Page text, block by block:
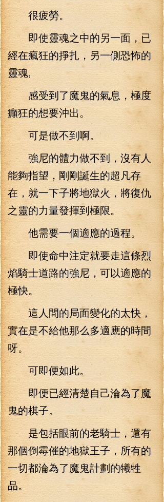
很疲勞。
即使靈魂之中的另一面，已
經在瘋狂的掙扎，另一側恐怖的
靈魂,
感受到了魔鬼的氣息，極度
癲狂的想要沖出。
可是做不到啊。
強尼的體力做不到，沒有人
能夠指望，剛剛誕生的超凡存
在，就一下子將地獄火，將復仇
之靈的力量發揮到極限。
他需要一個適應的過程。
即使命中注定就要走這條烈
焰騎士道路的強尼，可以適應的
極快。
這人間的局面變化的太快，
實在是不給他那么多適應的時間
呀。
可即便如此。
即便已經清楚自己淪為了魔
鬼的棋子。
是包括眼前的老騎士，還有
那個倒霉催的地獄王子，所有的
一切都淪為了魔鬼計劃的犧牲
品。